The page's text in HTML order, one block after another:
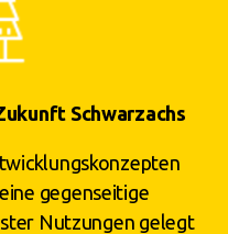
Schwarzachs
gegenseitige
Nutzungen gelegt